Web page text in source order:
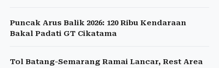
Puncak Arus Balik 2026: 120 Ribu Kendaraan
Bakal Padati GT Cikatama
Tol Batang-Semarang Ramai Lancar, Rest Area